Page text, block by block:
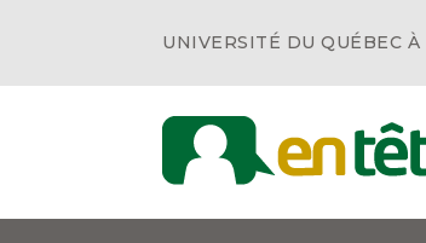
UNIVERSITÉ DU QUÉBEC